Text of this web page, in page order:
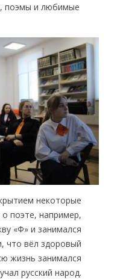
поэмы и любимые
некоторые
поэте, например,
«Ф» и занимался
что вёл здоровый
жизнь занимался
русский народ.